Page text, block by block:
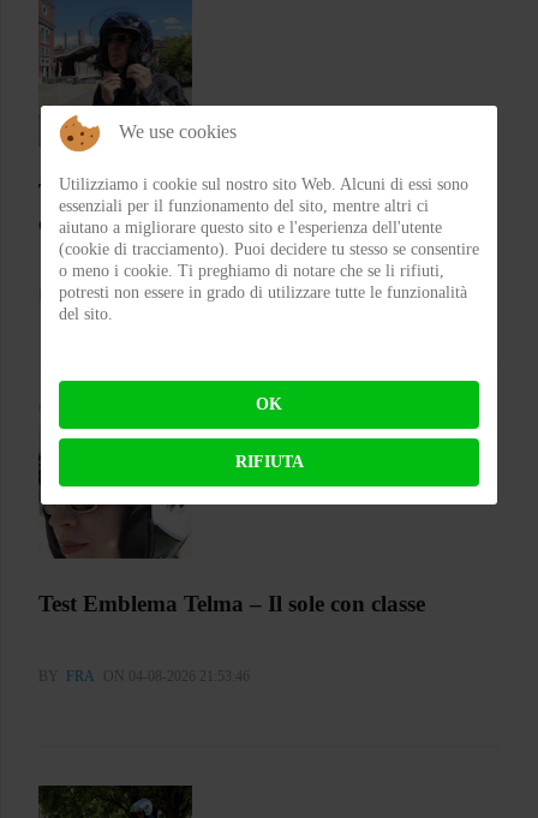
Test CGM 136 RNA Fibra – Il jet che punta su
comfort e carattere
FLAP ON 05-08-2026 21:05:26
Test Emblema Telma – Il sole con classe
BY FRA ON 04-08-2026 21:53:46
We use cookies
Utilizziamo i cookie sul nostro sito Web. Alcuni di essi sono
essenziali per il funzionamento del sito, mentre altri ci
aiutano a migliorare questo sito e l'esperienza dell'utente
(cookie di tracciamento). Puoi decidere tu stesso se consentire
o meno i cookie. Ti preghiamo di notare che se li rifiuti,
potresti non essere in grado di utilizzare tutte le funzionalità
del sito.
OK
RIFIUTA